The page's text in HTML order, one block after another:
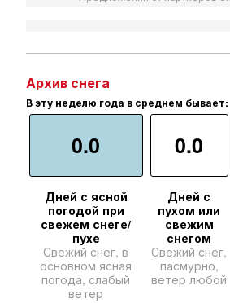
Архив снега
В эту неделю года в среднем бывает:
0.0
Дней с ясной
погодой при
свежем снеге/
пухе
Свежий снег, в
основном ясная
погода, слабый
ветер
0.0
Дней с
пухом или
свежим
снегом
Свежий снег,
пасмурно,
ветер любой